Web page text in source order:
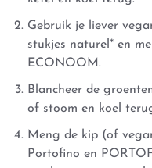
Gebruik je liever
stukjes naturel* en
ECONOOM.
Blancheer de
of stoom en koel
Meng de kip (of
Portofino en